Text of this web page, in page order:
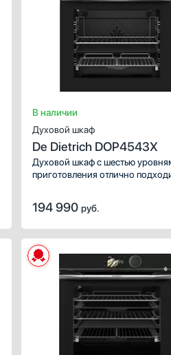
Открывайте новые кулинарные
горизонты с брендом Сигначе
В наличии
Духовой шкаф
De Dietrich DOP4543X
Духовой шкаф с шестью
приготовления отлично
позволяют безопасно доставать
194 990 руб.